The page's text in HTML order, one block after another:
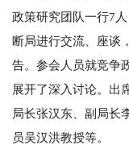
政策研究团队一行7
断局进行交流、座谈
告。参会人员就竞争
展开了深入讨论。出
局长张汉东、副局长
员吴汉洪教授等。